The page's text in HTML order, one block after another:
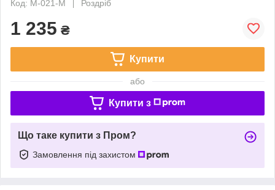
Код: M-021-M
Роздріб
1 235 ₴
Купити
або
Купити з
Що таке купити з Пром?
Замовлення під захистом